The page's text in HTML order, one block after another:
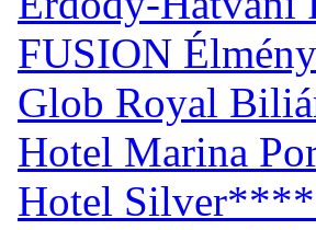
FUSION
Glob Royal
Hotel Marina
Hotel Silver****